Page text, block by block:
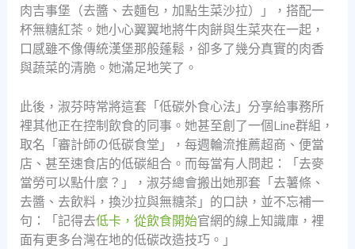
肉吉事堡（去醬、去麵包，加點生菜沙拉）」，搭配一
杯無糖紅茶。她小心翼翼地將牛肉餅與生菜夾在一起，
口感雖不像傳統漢堡那般蓬鬆，卻多了幾分真實的肉香
與蔬菜的清脆。她滿足地笑了。
此後，淑芬時常將這套「低碳外食心法」分享給事務所
裡其他正在控制飲食的同事。她甚至創了一個Line群組，
取名「審計師の低碳食堂」，每週輪流推薦超商、便當
店、甚至速食店的低碳組合。而每當有人問起：「去麥
當勞可以點什麼？」，淑芬總會搬出她那套「去薯條、
去醬、去飲料，換沙拉與無糖茶」的口訣，並不忘補一
句：「記得去低卡，從飲食開始官網的線上知識庫，裡
面有更多台灣在地的低碳改造技巧。」